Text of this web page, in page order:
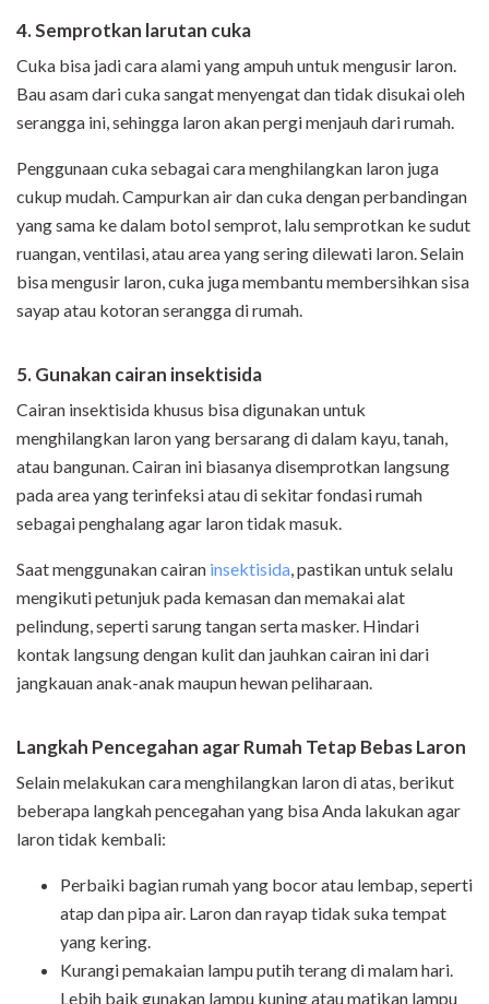
4. Semprotkan larutan cuka
Cuka bisa jadi cara alami yang ampuh untuk mengusir laron.
Bau asam dari cuka sangat menyengat dan tidak disukai oleh
serangga ini, sehingga laron akan pergi menjauh dari rumah.
Penggunaan cuka sebagai cara menghilangkan laron juga
cukup mudah. Campurkan air dan cuka dengan perbandingan
yang sama ke dalam botol semprot, lalu semprotkan ke sudut
ruangan, ventilasi, atau area yang sering dilewati laron. Selain
bisa mengusir laron, cuka juga membantu membersihkan sisa
sayap atau kotoran serangga di rumah.
5. Gunakan cairan insektisida
Cairan insektisida khusus bisa digunakan untuk
menghilangkan laron yang bersarang di dalam kayu, tanah,
atau bangunan. Cairan ini biasanya disemprotkan langsung
pada area yang terinfeksi atau di sekitar fondasi rumah
sebagai penghalang agar laron tidak masuk.
Saat menggunakan cairan insektisida , pastikan untuk selalu
mengikuti petunjuk pada kemasan dan memakai alat
pelindung, seperti sarung tangan serta masker. Hindari
kontak langsung dengan kulit dan jauhkan cairan ini dari
jangkauan anak-anak maupun hewan peliharaan.
Langkah Pencegahan agar Rumah Tetap Bebas Laron
Selain melakukan cara menghilangkan laron di atas, berikut
beberapa langkah pencegahan yang bisa Anda lakukan agar
laron tidak kembali:
Perbaiki bagian rumah yang bocor atau lembap, seperti
atap dan pipa air. Laron dan rayap tidak suka tempat
yang kering.
Kurangi pemakaian lampu putih terang di malam hari.
Lebih baik gunakan lampu kuning atau matikan lampu